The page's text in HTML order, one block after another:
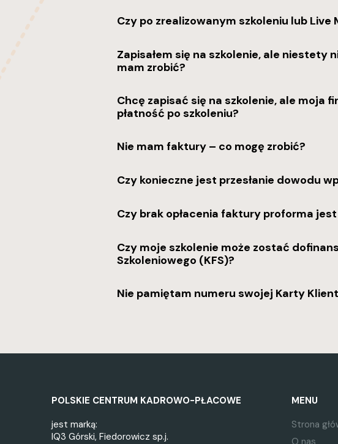
Czy po zrealizowanym szkoleniu lub
Zapisałem się na szkolenie, ale niestety
mam zrobić?
Chcę zapisać się na szkolenie, ale moja
płatność po szkoleniu?
Nie mam faktury – co mogę zrobić?
Czy konieczne jest przesłanie dowodu
Czy brak opłacenia faktury proforma
Czy moje szkolenie może zostać
Szkoleniowego (KFS)?
Nie pamiętam numeru swojej Karty
POLSKIE CENTRUM KADROWO-PŁACOWE
jest marką:
IQ3 Górski, Fiedorowicz sp.j.
MENU
Strona